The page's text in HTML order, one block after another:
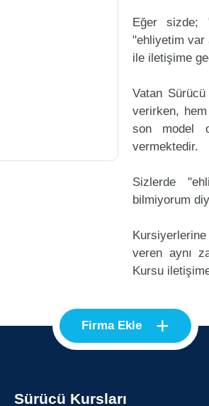
Eğer sizde;
"ehliyetim var
ile iletişime
Vatan
verirken,
son model
vermektedir.
Sizlerde
bilmiyorum
veren aynı
Kursu
Firma Ekle +
Sürücü Kursları